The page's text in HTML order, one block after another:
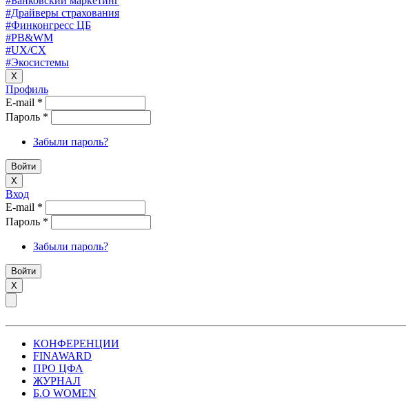
#Драйверы страхования
#Финконгресс ЦБ
#PB&WM
#UX/CX
#Экосистемы
X
Профиль
E-mail *
Пароль *
Забыли пароль?
X
Вход
E-mail *
Пароль *
Забыли пароль?
X
КОНФЕРЕНЦИИ
FINAWARD
ПРО ЦФА
ЖУРНАЛ
Б.О WOMEN